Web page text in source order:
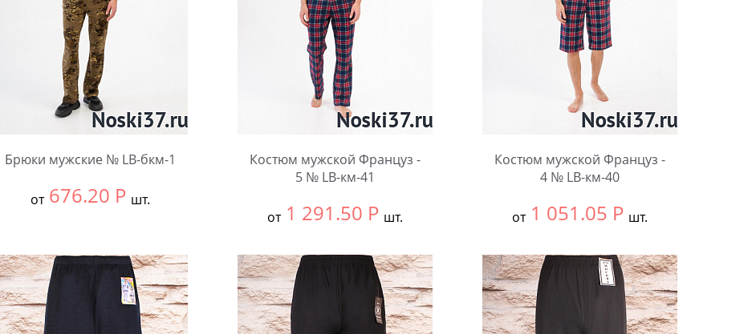
Брюки мужские № LB-бкм-1
от 676.20 Р шт.
Количество:
Костюм мужской Француз -
5 № LB-км-41
от 1 291.50 Р шт.
Количество:
Костюм мужской Француз -
4 № LB-км-40
от 1 051.05 Р шт.
Количество: